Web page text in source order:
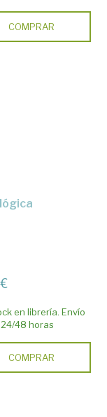
COMPRAR
en librería. Envío
48 horas
COMPRAR